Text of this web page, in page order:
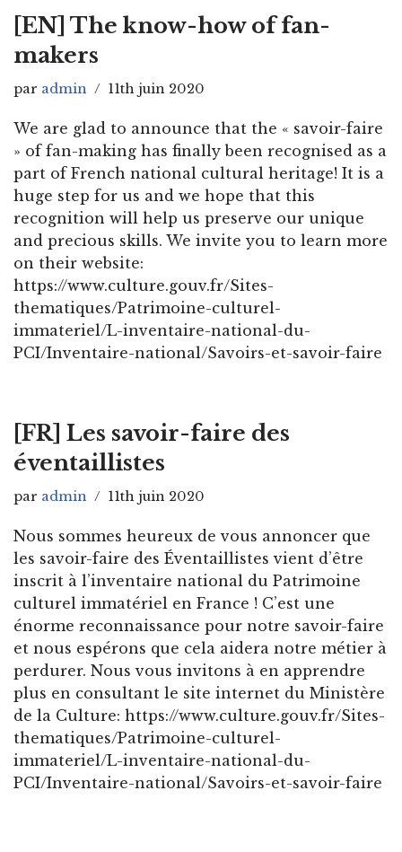
[EN] The know-how of fan-
makers
par admin 11th juin 2020
We are glad to announce that the « savoir-faire
» of fan-making has finally been recognised as a
part of French national cultural heritage! It is a
huge step for us and we hope that this
recognition will help us preserve our unique
and precious skills. We invite you to learn more
on their website:
https://www.culture.gouv.fr/Sites-
thematiques/Patrimoine-culturel-
immateriel/L-inventaire-national-du-
PCI/Inventaire-national/Savoirs-et-savoir-faire
[FR] Les savoir-faire des
éventaillistes
par admin 11th juin 2020
Nous sommes heureux de vous annoncer que
les savoir-faire des Éventaillistes vient d’être
inscrit à l’inventaire national du Patrimoine
culturel immatériel en France ! C’est une
énorme reconnaissance pour notre savoir-faire
et nous espérons que cela aidera notre métier à
perdurer. Nous vous invitons à en apprendre
plus en consultant le site internet du Ministère
de la Culture: https://www.culture.gouv.fr/Sites-
thematiques/Patrimoine-culturel-
immateriel/L-inventaire-national-du-
PCI/Inventaire-national/Savoirs-et-savoir-faire